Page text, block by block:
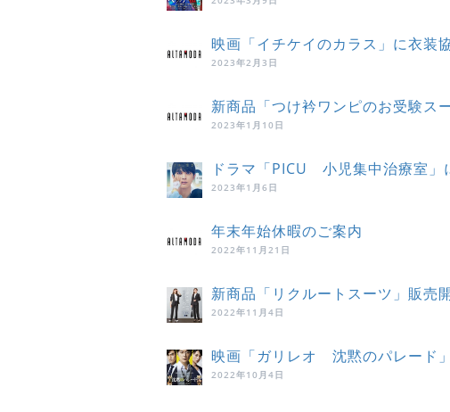
映画「イチケイのカラス」に衣装
2023年2月3日
新商品「つけ衿ワンピのお受験ス
2023年1月10日
ドラマ「PICU 小児集中治療室」
2023年1月6日
年末年始休暇のご案内
2022年11月21日
新商品「リクルートスーツ」販売
2022年11月4日
映画「ガリレオ 沈黙のパレード
2022年10月4日